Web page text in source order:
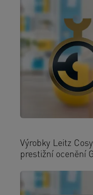
Výrobky Leitz
prestižní ocenění